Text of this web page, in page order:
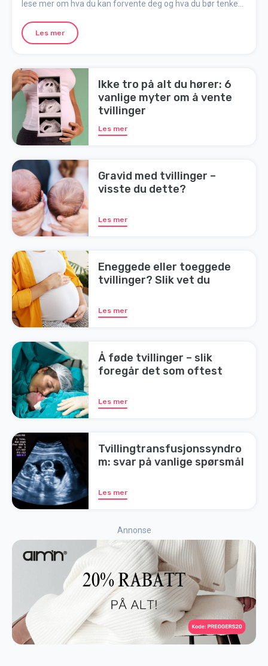
lese mer om hva du kan forvente deg og hva du bør tenke
Les mer
Ikke tro på alt du hører: 6
vanlige myter om å vente
tvillinger
Les mer
Gravid med tvillinger –
visste du dette?
Les mer
Eneggede eller toeggede
tvillinger? Slik vet du
Les mer
Å føde tvillinger – slik
foregår det som oftest
Les mer
Tvillingtransfusjonssyndro
m: svar på vanlige spørsmål
Les mer
Annonse